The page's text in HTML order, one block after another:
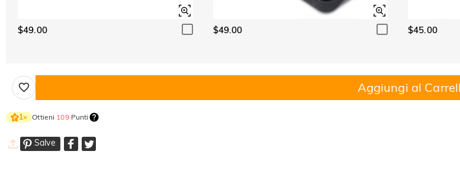
$49.00 $49.00 $45.00
Aggiungi al
1× Ottieni 109Punti
Salve